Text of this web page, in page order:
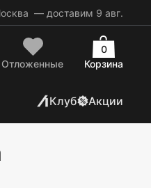
— доставим 9 авг.
Отложенные Корзина
0
Клуб Акции